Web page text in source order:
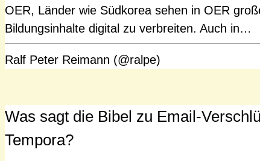
OER, Länder wie Südkorea sehen in OER
Bildungsinhalte digital zu verbreiten. Auch in…
Ralf Peter Reimann (@ralpe)
Was sagt die Bibel zu Email-
Tempora?